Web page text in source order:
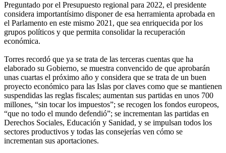
Preguntado por el Presupuesto regional para 2022, el presidente
considera importantísimo disponer de esa herramienta aprobada en
el Parlamento en este mismo 2021, que sea enriquecida por los
grupos políticos y que permita consolidar la recuperación
económica.
Torres recordó que ya se trata de las terceras cuentas que ha
elaborado su Gobierno, se muestra convencido de que aprobarán
unas cuartas el próximo año y considera que se trata de un buen
proyecto económico para las Islas por claves como que se mantienen
suspendidas las reglas fiscales; aumentan sus partidas en unos 700
millones, “sin tocar los impuestos”; se recogen los fondos europeos,
“que no todo el mundo defendió”; se incrementan las partidas en
Derechos Sociales, Educación y Sanidad, y se impulsan todos los
sectores productivos y todas las consejerías ven cómo se
incrementan sus aportaciones.